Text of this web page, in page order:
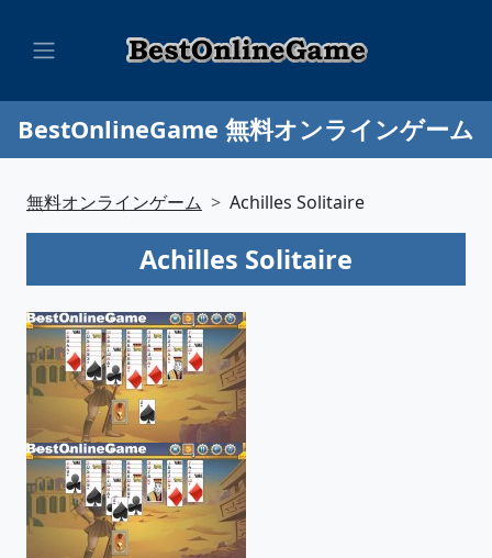
BestOnlineGame 無料オンラインゲーム
無料オンラインゲーム Achilles Solitaire
Achilles Solitaire